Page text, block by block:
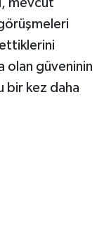
olan güveninin
bir kez daha